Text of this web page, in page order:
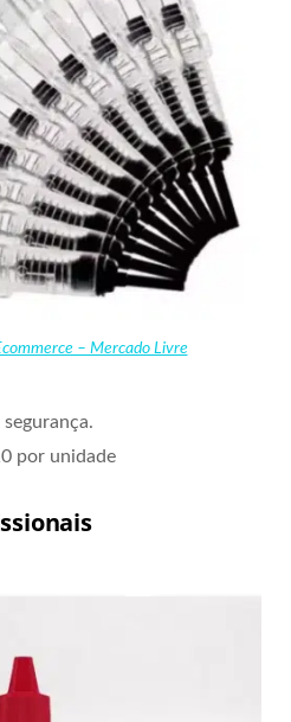
– Mercado Livre
por unidade